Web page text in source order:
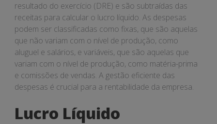
resultado do exercício (DRE) e são subtraídas das
receitas para calcular o lucro líquido. As despesas
podem ser classificadas como fixas, que são aquelas
que não variam com o nível de produção, como
aluguel e salários, e variáveis, que são aquelas que
variam com o nível de produção, como matéria-prima
e comissões de vendas. A gestão eficiente das
despesas é crucial para a rentabilidade da empresa.
Lucro Líquido